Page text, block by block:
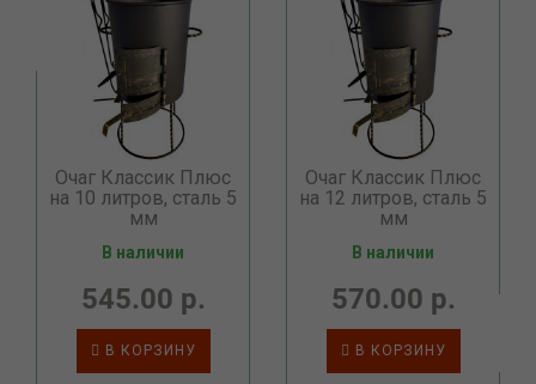
Очаг Классик Плюс
на 10 литров, сталь 5
мм
В наличии
545.00 р.
В КОРЗИНУ
Очаг Классик Плюс
на 12 литров, сталь 5
мм
В наличии
570.00 р.
В КОРЗИНУ